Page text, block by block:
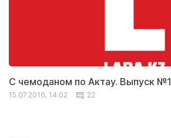
С чемоданом по Актау. Выпуск №1
15.07.2016, 14:02 22